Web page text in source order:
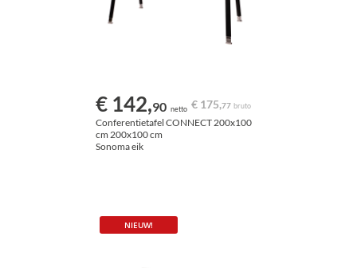
€ 142,90 netto € 175,77 bruto
Conferentietafel CONNECT 200x100
cm 200x100 cm
Sonoma eik
NIEUW!